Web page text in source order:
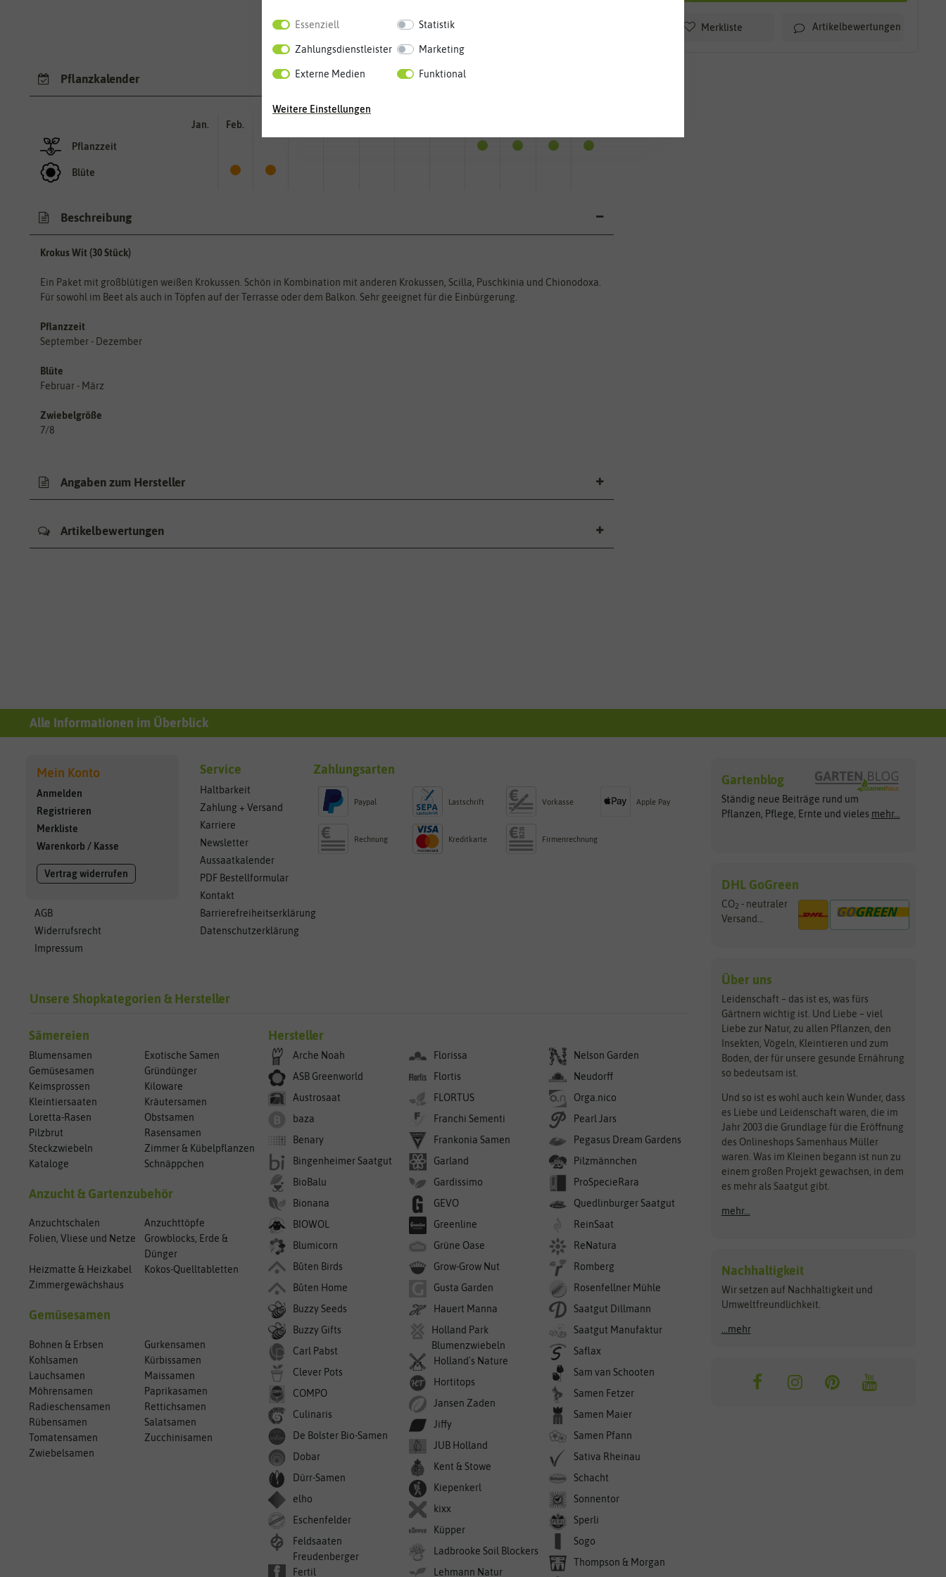
Merkliste Artikelbewertungen
Pflanzkalender
Pflanzzeit
Blüte
Jan. Feb.
Beschreibung
Krokus Wit (30 Stück)
Ein Paket mit großblütigen weißen Krokussen. Schön in Kombination mit anderen Krokussen, Scilla, Puschkinia und Chionodoxa.
Für sowohl im Beet als auch in Töpfen auf der Terrasse oder dem Balkon. Sehr geeignet für die Einbürgerung.
Pflanzzeit
September - Dezember
Blüte
Februar - März
Zwiebelgröße
7/8
Angaben zum Hersteller
Artikelbewertungen
Alle Informationen im Überblick
Mein Konto
Anmelden
Registrieren
Merkliste
Warenkorb / Kasse
Vertrag widerrufen
AGB
Widerrufsrecht
Impressum
Service
Haltbarkeit
Zahlung + Versand
Karriere
Newsletter
Aussaatkalender
PDF Bestellformular
Kontakt
Barrierefreiheitserklärung
Datenschutzerklärung
Zahlungsarten
Paypal Lastschrift Vorkasse Apple Pay
Rechnung Kreditkarte Firmenrechnung
Unsere Shopkategorien & Hersteller
Sämereien
Blumensamen
Exotische Samen
Gemüsesamen
Gründünger
Keimsprossen
Kiloware
Kleintiersaaten
Kräutersamen
Loretta-Rasen
Obstsamen
Pilzbrut
Rasensamen
Steckzwiebeln
Zimmer & Kübelpflanzen
Kataloge
Schnäppchen
Anzucht & Gartenzubehör
Anzuchtschalen
Anzuchttöpfe
Folien, Vliese und Netze
Growblocks, Erde &
Dünger
Heizmatte & Heizkabel
Kokos-Quelltabletten
Zimmergewächshaus
Gemüsesamen
Bohnen & Erbsen
Gurkensamen
Kohlsamen
Kürbissamen
Lauchsamen
Maissamen
Möhrensamen
Paprikasamen
Radieschensamen
Rettichsamen
Rübensamen
Salatsamen
Tomatensamen
Zucchinisamen
Zwiebelsamen
Hersteller
Arche Noah
ASB Greenworld
Austrosaat
baza
Benary
Bingenheimer Saatgut
BioBalu
Bionana
BIOWOL
Blumicorn
Bûten Birds
Bûten Home
Buzzy Seeds
Buzzy Gifts
Carl Pabst
Clever Pots
COMPO
Culinaris
De Bolster Bio-Samen
Dobar
Dürr-Samen
elho
Eschenfelder
Feldsaaten
Freudenberger
Fertil
Florissa
Flortis
FLORTUS
Franchi Sementi
Frankonia Samen
Garland
Gardissimo
GEVO
Greenline
Grüne Oase
Grow-Grow Nut
Gusta Garden
Hauert Manna
Holland Park
Blumenzwiebeln
Holland's Nature
Hortitops
Jansen Zaden
Jiffy
JUB Holland
Kent & Stowe
Kiepenkerl
kixx
Küpper
Ladbrooke Soil Blockers
Lehmann Natur
Nelson Garden
Neudorff
Orga.nico
Pearl Jars
Pegasus Dream Gardens
Pilzmännchen
ProSpecieRara
Quedlinburger Saatgut
ReinSaat
ReNatura
Romberg
Rosenfellner Mühle
Saatgut Dillmann
Saatgut Manufaktur
Saflax
Sam van Schooten
Samen Fetzer
Samen Maier
Samen Pfann
Sativa Rheinau
Schacht
Sonnentor
Sperli
Sogo
Thompson & Morgan
Gartenblog
Ständig neue Beiträge rund um
Pflanzen, Pflege, Ernte und vieles mehr...
DHL GoGreen
CO2 - neutraler
Versand...
Über uns
Leidenschaft – das ist es, was fürs
Gärtnern wichtig ist. Und Liebe – viel
Liebe zur Natur, zu allen Pflanzen, den
Insekten, Vögeln, Kleintieren und zum
Boden, der für unsere gesunde Ernährung
so bedeutsam ist.
Und so ist es wohl auch kein Wunder, dass
es Liebe und Leidenschaft waren, die im
Jahr 2003 die Grundlage für die Eröffnung
des Onlineshops Samenhaus Müller
waren. Was im Kleinen begann ist nun zu
einem großen Projekt gewachsen, in dem
es mehr als Saatgut gibt.
mehr...
Nachhaltigkeit
Wir setzen auf Nachhaltigkeit und
Umweltfreundlichkeit.
...mehr
Essenziell Statistik
Zahlungsdienstleister Marketing
Externe Medien Funktional
Weitere Einstellungen